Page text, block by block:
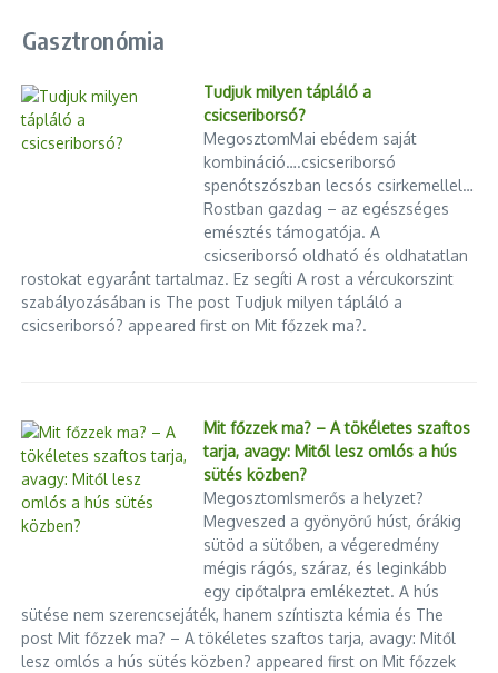
Gasztronómia
Tudjuk milyen tápláló a
csicseriborsó?
MegosztomMai ebédem saját
kombináció….csicseriborsó
spenótszószban lecsós csirkemellel…
Rostban gazdag – az egészséges
emésztés támogatója. A
csicseriborsó oldható és oldhatatlan
rostokat egyaránt tartalmaz. Ez segíti A rost a vércukorszint
szabályozásában is The post Tudjuk milyen tápláló a
csicseriborsó? appeared first on Mit főzzek ma?.
Mit főzzek ma? – A tökéletes szaftos
tarja, avagy: Mitől lesz omlós a hús
sütés közben?
MegosztomIsmerős a helyzet?
Megveszed a gyönyörű húst, órákig
sütöd a sütőben, a végeredmény
mégis rágós, száraz, és leginkább
egy cipőtalpra emlékeztet. A hús
sütése nem szerencsejáték, hanem színtiszta kémia és The
post Mit főzzek ma? – A tökéletes szaftos tarja, avagy: Mitől
lesz omlós a hús sütés közben? appeared first on Mit főzzek